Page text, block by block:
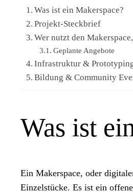
Was ist ein Makerspace?
Projekt-Steckbrief
Wer nutzt den
Geplante Angebote
Infrastruktur &
Bildung & Community
Was ist
Ein Makerspace, oder
Einzelstücke. Es ist ein